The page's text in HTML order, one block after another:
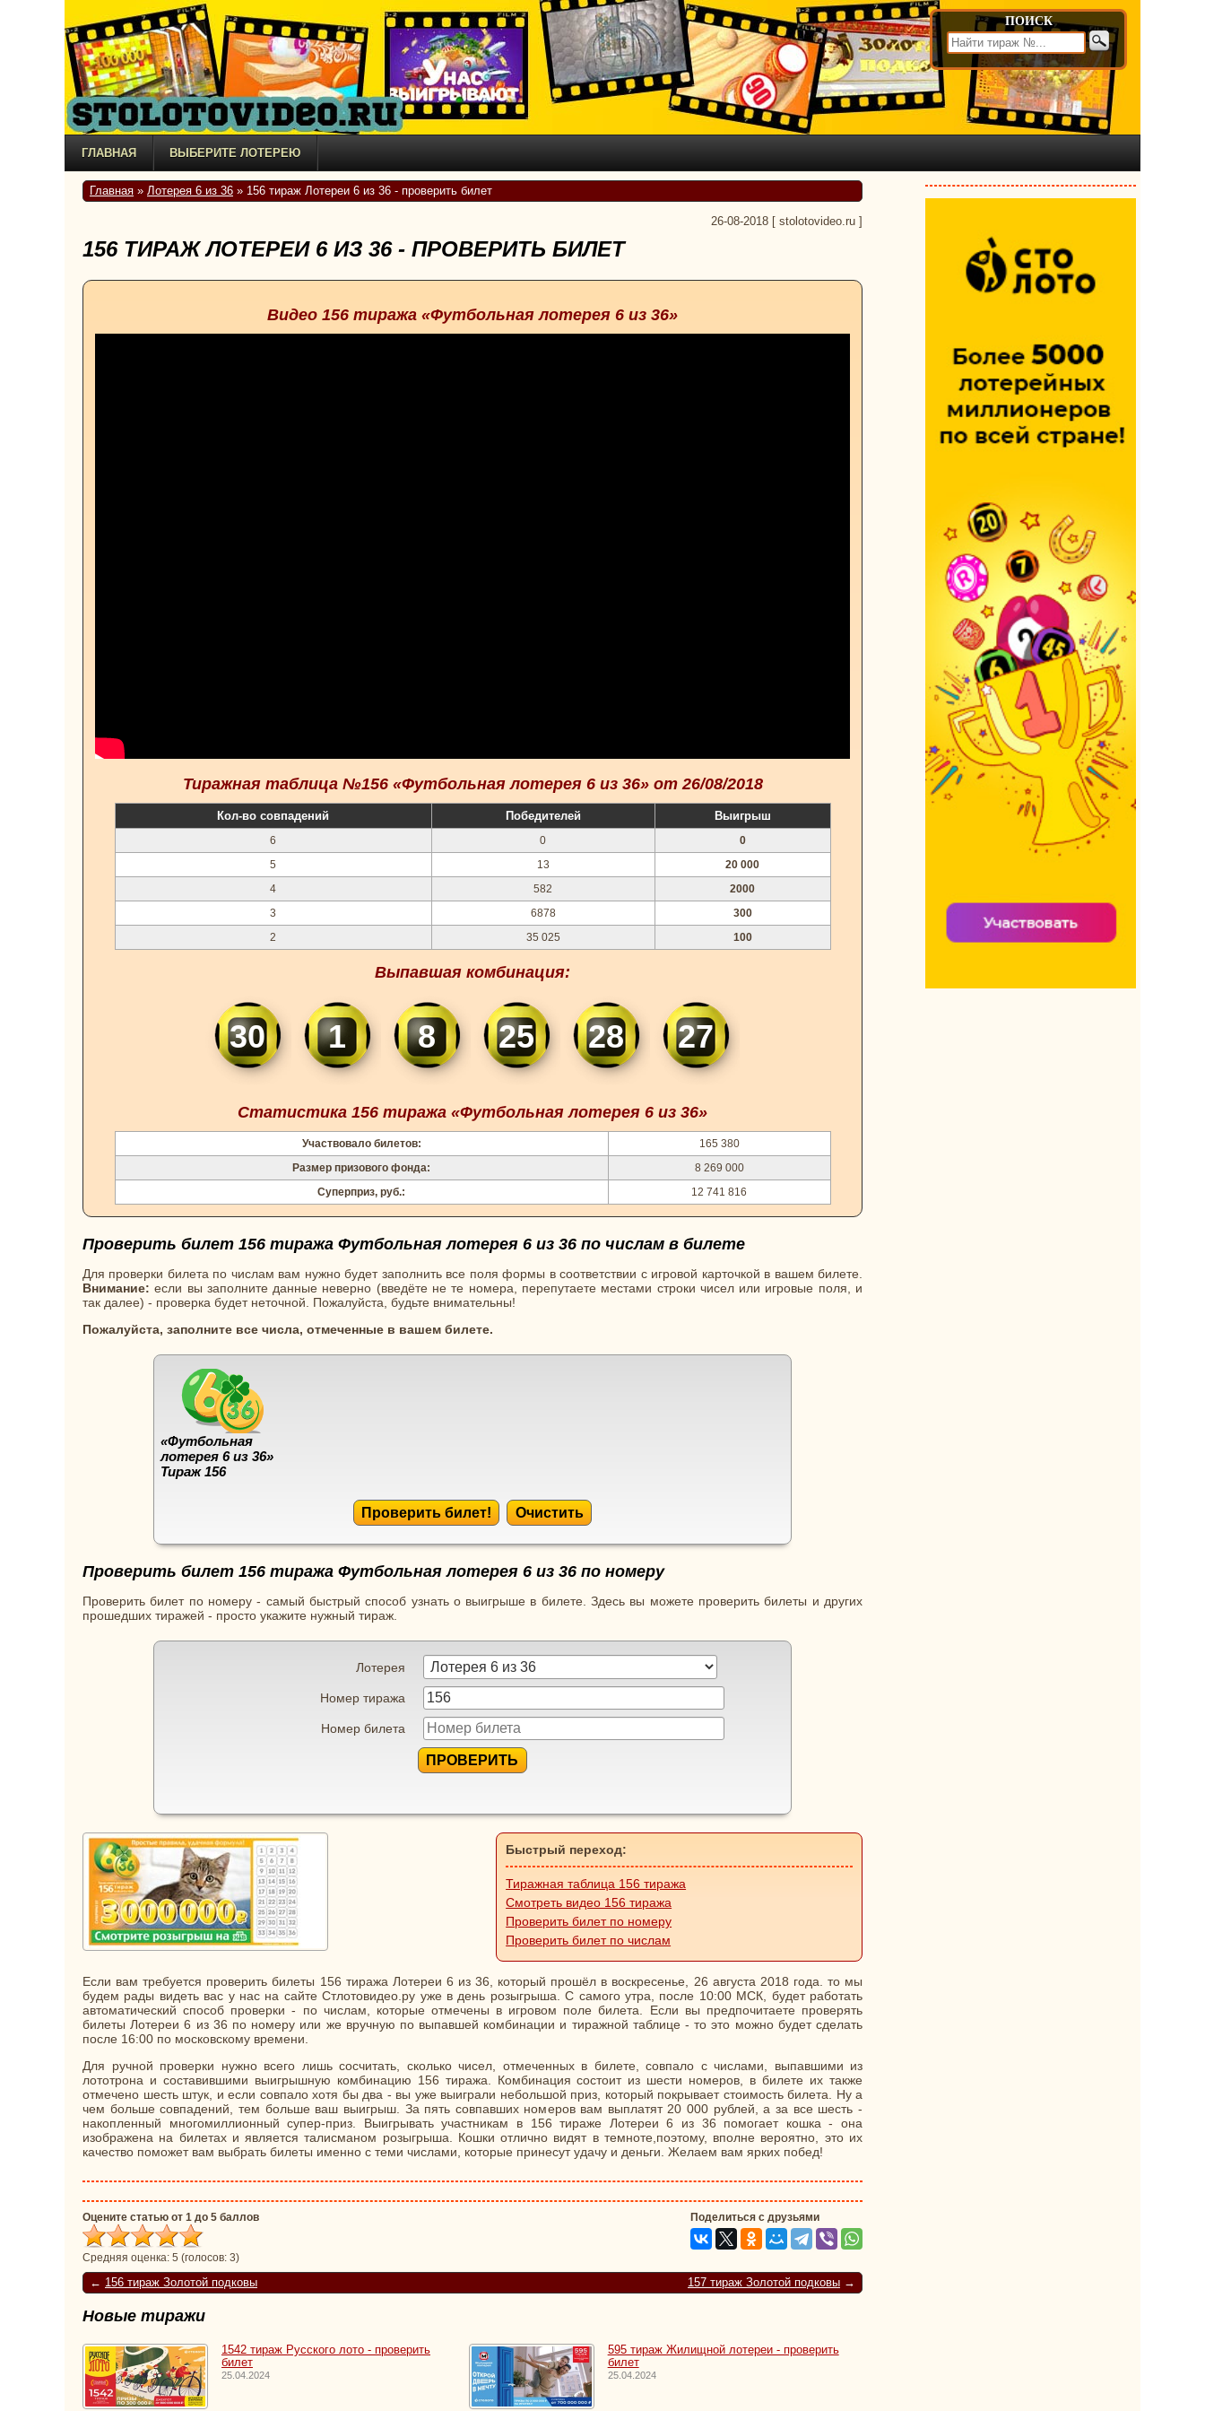
ПОИСК
ГЛАВНАЯ ВЫБЕРИТЕ ЛОТЕРЕЮ
Главная » Лотерея 6 из 36 » 156 тираж Лотереи 6 из 36 - проверить билет
26-08-2018 stolotovideo.ru
156 ТИРАЖ ЛОТЕРЕИ 6 ИЗ 36 - ПРОВЕРИТЬ БИЛЕТ
Видео 156 тиража «Футбольная лотерея 6 из 36»
Тиражная таблица №156 «Футбольная лотерея 6 из 36» от 26/08/2018
Кол-во совпадений Победителей Выигрыш
6 0
0
5
13
20 000
4
582
2000
3
6878
300
2
35 025 100
Выпавшая комбинация:
30 1 8 25 28 27
Статистика 156 тиража «Футбольная лотерея 6 из 36»
Участвовало билетов:
165 380
Размер призового фонда:
8 269 000
Суперприз, руб.:
12 741 816
Проверить билет 156 тиража Футбольная лотерея 6 из 36 по числам в билете
Для проверки билета по числам вам нужно будет заполнить все поля формы в соответствии с игровой карточкой в вашем билете.
Внимание: если вы заполните данные неверно (введёте не те номера, перепутаете местами строки чисел или игровые поля, и
так далее) - проверка будет неточной. Пожалуйста, будьте внимательны!
Пожалуйста, заполните все числа, отмеченные в вашем билете.
«Футбольная
лотерея 6 из 36»
Тираж 156
Проверить билет! Очистить
Проверить билет 156 тиража Футбольная лотерея 6 из 36 по номеру
Проверить билет по номеру - самый быстрый способ узнать о выигрыше в билете. Здесь вы можете проверить билеты и других
прошедших тиражей - просто укажите нужный тираж.
Лотерея
Номер тиража
Номер билета
ПРОВЕРИТЬ
Быстрый переход:
Тиражная таблица 156 тиража
Смотреть видео 156 тиража
Проверить билет по номеру
Проверить билет по числам
Если вам требуется проверить билеты 156 тиража Лотереи 6 из 36, который прошёл в воскресенье, 26 августа 2018 года. то мы
будем рады видеть вас у нас на сайте Стлотовидео.ру уже в день розыгрыша. С самого утра, после 10:00 МСК, будет работать
автоматический способ проверки - по числам, которые отмечены в игровом поле билета. Если вы предпочитаете проверять
билеты Лотереи 6 из 36 по номеру или же вручную по выпавшей комбинации и тиражной таблице - то это можно будет сделать
после 16:00 по московскому времени.
Для ручной проверки нужно всего лишь сосчитать, сколько чисел, отмеченных в билете, совпало с числами, выпавшими из
лототрона и составившими выигрышную комбинацию 156 тиража. Комбинация состоит из шести номеров, в билете их также
отмечено шесть штук, и если совпало хотя бы два - вы уже выиграли небольшой приз, который покрывает стоимость билета. Ну а
чем больше совпадений, тем больше ваш выигрыш. За пять совпавших номеров вам выплатят 20 000 рублей, а за все шесть -
накопленный многомиллионный супер-приз. Выигрывать участникам в 156 тираже Лотереи 6 из 36 помогает кошка - она
изображена на билетах и является талисманом розыгрыша. Кошки отлично видят в темноте,поэтому, вполне вероятно, это их
качество поможет вам выбрать билеты именно с теми числами, которые принесут удачу и деньги. Желаем вам ярких побед!
Оцените статью от 1 до 5 баллов
Средняя оценка: 5 (голосов: 3)
Поделиться с друзьями
← 156 тираж Золотой подковы 157 тираж Золотой подковы →
Новые тиражи
1542 тираж Русского лото - проверить
билет
25.04.2024
595 тираж Жилищной лотереи - проверить
билет
25.04.2024